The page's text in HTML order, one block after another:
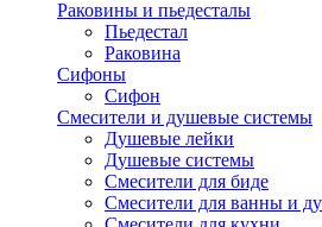
Раковины и пьедесталы
Пьедестал
Раковина
Сифоны
Сифон
Смесители и душевые системы
Душевые лейки
Душевые системы
Смесители для биде
Смесители для ванны и